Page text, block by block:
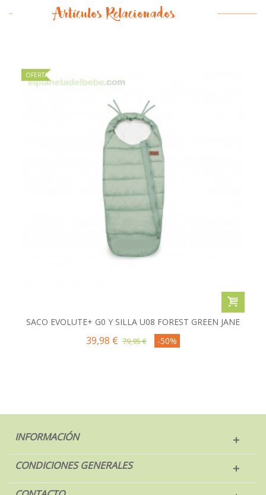
Artículos Relacionados
OFERTA
SACO EVOLUTE+ G0 Y SILLA U08 FOREST GREEN JANE
39,98 € 79,95 € -50%
INFORMACIÓN
CONDICIONES GENERALES